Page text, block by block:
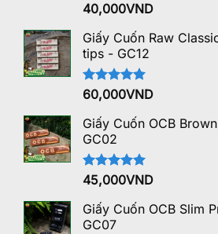
Được xếp
hạng
5 sao
40,000VND
Giấy Cuốn Raw
tips - GC12
Được xếp
hạng
5 sao
60,000VND
Giấy Cuốn OCB
GC02
Được xếp
hạng
5 sao
45,000VND
Giấy Cuốn OCB Slim
GC07